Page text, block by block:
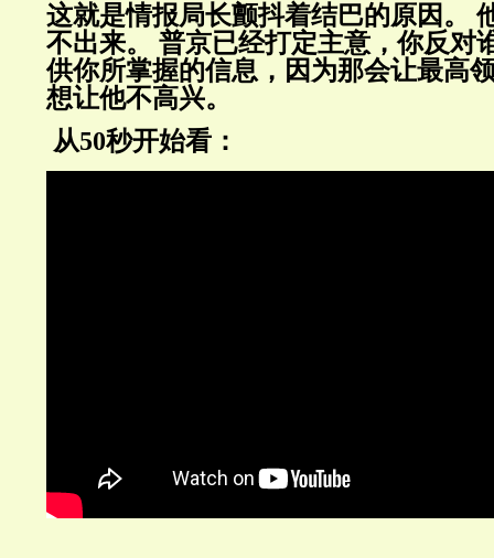
这就是情报局长颤抖着结巴的原因。
不出来。
普京已经打定主意，你反对
供你所掌握的信息，因为那会让最高
想让他不高兴。
从50秒开始看：